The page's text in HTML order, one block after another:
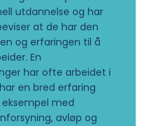
utdannelse og har
at de har den
og erfaringen til å
En
har ofte arbeidet i
en bred erfaring
med
avløp og